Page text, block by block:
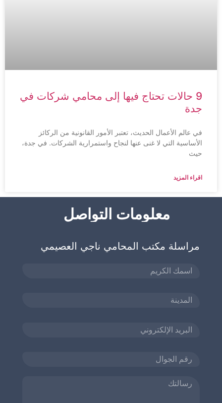
9 حالات تحتاج فيها إلى محامي شركات في
في عالم الأعمال الحديث، تعتبر الأمور القانونية من الركائز
الأساسية التي لا غنى عنها لنجاح واستمرارية الشركات. في جدة،
اقراء المزيد
معلومات التواصل
مراسلة مكتب المحامي ناجي العصيمي